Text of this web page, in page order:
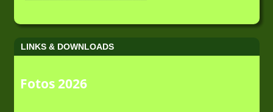
LINKS & DOWNLOADS
Fotos 2026